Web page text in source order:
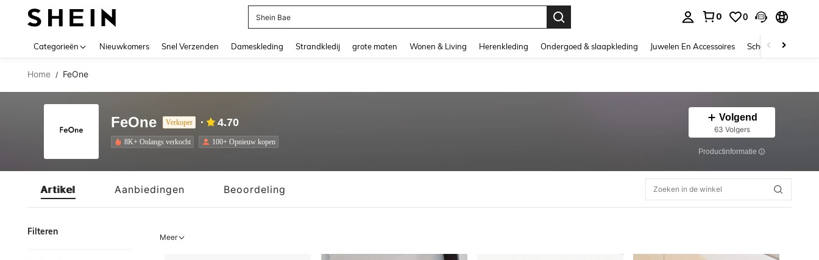
Shein Bae
0 0
Categorieën Nieuwkomers Snel Verzenden Dameskleding Strandkledij grote maten Wonen & Living Herenkleding Ondergoed & slaapkleding Juwelen En Accessoires Schoonheid &
Home / FeOne
FeOne Verkoper 4.70
8K+ Onlangs verkocht 100+ Opnieuw kopen
Volgend
63 Volgers
Productinformatie
Artikel Aanbiedingen Beoordeling
Filteren
Meer